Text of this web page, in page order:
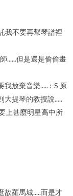
我不要再幫琴譜裡
......但是還是偷偷畫
放棄音樂..... :-S 原
大提琴的教授說.....
上甚麼明星高中所
故羅馬城.....而是才